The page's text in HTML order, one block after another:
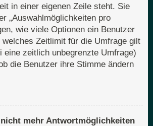
in einer eigenen Zeile steht. Sie
„Auswahlmöglichkeiten pro
wie viele Optionen ein Benutzer
welches Zeitlimit für die Umfrage gilt
eine zeitlich unbegrenzte Umfrage)
die Benutzer ihre Stimme ändern
mehr Antwortmöglichkeiten